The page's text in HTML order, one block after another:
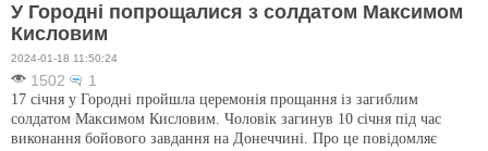
У Городні попрощалися з солдатом Максимом
Кисловим
2024-01-18 11:50:24
1502 1
17 січня у Городні пройшла церемонія прощання із загиблим
солдатом Максимом Кисловим. Чоловік загинув 10 січня під час
виконання бойового завдання на Донеччині. Про це повідомляє